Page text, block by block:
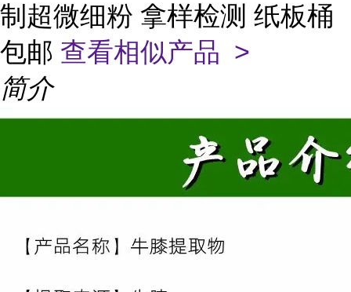
制超微细粉 拿样检测 纸板桶
包邮 查看相似产品 >
简介